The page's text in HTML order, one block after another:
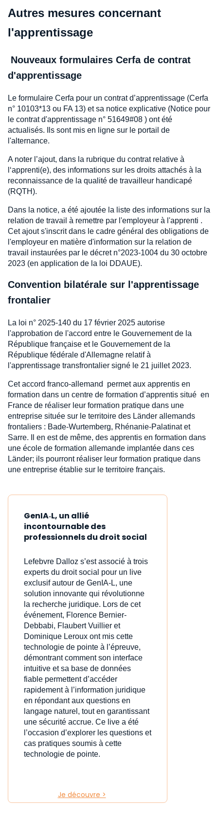
Autres mesures concernant
l'apprentissage
Nouveaux formulaires Cerfa de contrat
d'apprentissage
Le formulaire Cerfa pour un contrat d’apprentissage (Cerfa
n° 10103*13 ou FA 13) et sa notice explicative (Notice pour
le contrat d'apprentissage n° 51649#08 ) ont été
actualisés. Ils sont mis en ligne sur le portail de
l'alternance.
A noter l’ajout, dans la rubrique du contrat relative à
l‘apprenti(e), des informations sur les droits attachés à la
reconnaissance de la qualité de travailleur handicapé
(RQTH).
Dans la notice, a été ajoutée la liste des informations sur la
relation de travail à remettre par l'employeur à l'apprenti .
Cet ajout s'inscrit dans le cadre général des obligations de
l'employeur en matière d'information sur la relation de
travail instaurées par le décret n°2023-1004 du 30 octobre
2023 (en application de la loi DDAUE).
Convention bilatérale sur l'apprentissage
frontalier
La loi n° 2025-140 du 17 février 2025 autorise
l'approbation de l'accord entre le Gouvernement de la
République française et le Gouvernement de la
République fédérale d'Allemagne relatif à
l'apprentissage transfrontalier signé le 21 juillet 2023.
Cet accord franco-allemand permet aux apprentis en
formation dans un centre de formation d’apprentis situé en
France de réaliser leur formation pratique dans une
entreprise située sur le territoire des Länder allemands
frontaliers : Bade-Wurtemberg, Rhénanie-Palatinat et
Sarre. Il en est de même, des apprentis en formation dans
une école de formation allemande implantée dans ces
Länder; ils pourront réaliser leur formation pratique dans
une entreprise établie sur le territoire français.
GenIA‑L, un allié
incontournable des
professionnels du droit social
Lefebvre Dalloz s’est associé à trois
experts du droit social pour un live
exclusif autour de GenIA‑L, une
solution innovante qui révolutionne
la recherche juridique. Lors de cet
événement, Florence Bernier-
Debbabi, Flaubert Vuillier et
Dominique Leroux ont mis cette
technologie de pointe à l’épreuve,
démontrant comment son interface
intuitive et sa base de données
fiable permettent d’accéder
rapidement à l’information juridique
en répondant aux questions en
langage naturel, tout en garantissant
une sécurité accrue. Ce live a été
l’occasion d’explorer les questions et
cas pratiques soumis à cette
technologie de pointe.
Je découvre >